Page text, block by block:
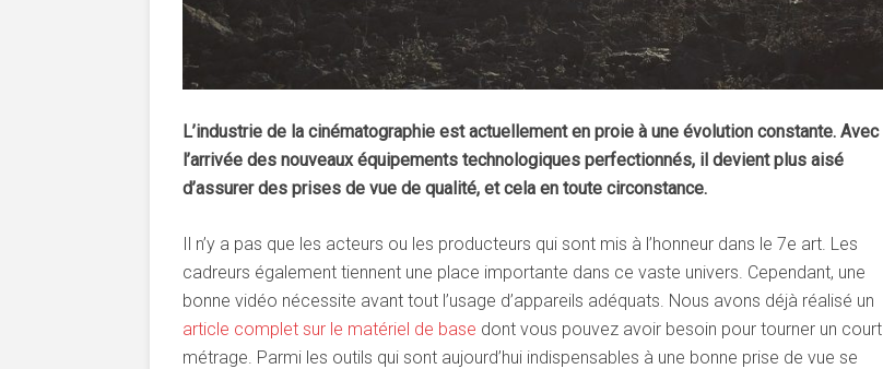
L’industrie de la cinématographie est actuellement en proie à une évolution constante. Avec
l’arrivée des nouveaux équipements technologiques perfectionnés, il devient plus aisé
d’assurer des prises de vue de qualité, et cela en toute circonstance.
Il n’y a pas que les acteurs ou les producteurs qui sont mis à l’honneur dans le 7e art. Les
cadreurs également tiennent une place importante dans ce vaste univers. Cependant, une
bonne vidéo nécessite avant tout l’usage d’appareils adéquats. Nous avons déjà réalisé un
article complet sur le matériel de base dont vous pouvez avoir besoin pour tourner un court
métrage. Parmi les outils qui sont aujourd’hui indispensables à une bonne prise de vue se